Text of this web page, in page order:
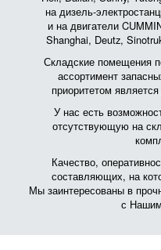
на дизель-
и на двигатели
Shanghai, Deutz,
Складские помещения
ассортимент
приоритетом
У нас есть
отсутствующую на
Качество,
составляющих, на
Мы заинтересованы в
с